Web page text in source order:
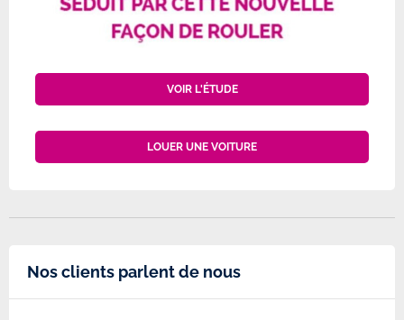
VOIR L'ÉTUDE
LOUER UNE VOITURE
Nos clients parlent de nous